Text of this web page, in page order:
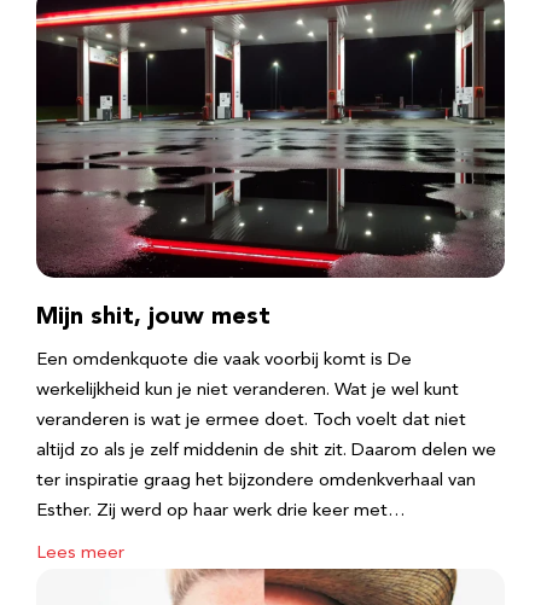
Mijn shit, jouw mest
Een omdenkquote die vaak voorbij komt is De
werkelijkheid kun je niet veranderen. Wat je wel kunt
veranderen is wat je ermee doet. Toch voelt dat niet
altijd zo als je zelf middenin de shit zit. Daarom delen we
ter inspiratie graag het bijzondere omdenkverhaal van
Esther. Zij werd op haar werk drie keer met…
Lees meer